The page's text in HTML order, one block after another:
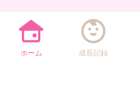
ホーム 成長記録